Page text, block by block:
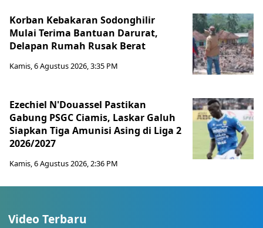
Korban Kebakaran Sodonghilir
Mulai Terima Bantuan Darurat,
Delapan Rumah Rusak Berat
Kamis, 6 Agustus 2026, 3:35 PM
Ezechiel N'Douassel Pastikan
Gabung PSGC Ciamis, Laskar Galuh
Siapkan Tiga Amunisi Asing di Liga 2
2026/2027
Kamis, 6 Agustus 2026, 2:36 PM
Video Terbaru